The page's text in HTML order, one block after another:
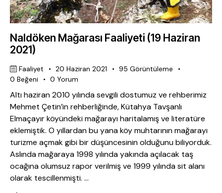
Naldöken Mağarası Faaliyeti (19 Haziran
2021)
Faaliyet 20 Haziran 2021 95 Görüntüleme
0 Beğeni 0 Yorum
Altı haziran 2010 yılında sevgili dostumuz ve rehberimiz
Mehmet Çetin’in rehberliğinde, Kütahya Tavşanlı
Elmaçayır köyündeki mağarayı haritalamış ve literatüre
eklemiştik. O yıllardan bu yana köy muhtarının mağarayı
turizme açmak gibi bir düşüncesinin olduğunu biliyorduk.
Aslında mağaraya 1998 yılında yakında açılacak taş
ocağına olumsuz rapor verilmiş ve 1999 yılında sit alanı
olarak tescillenmişti. …